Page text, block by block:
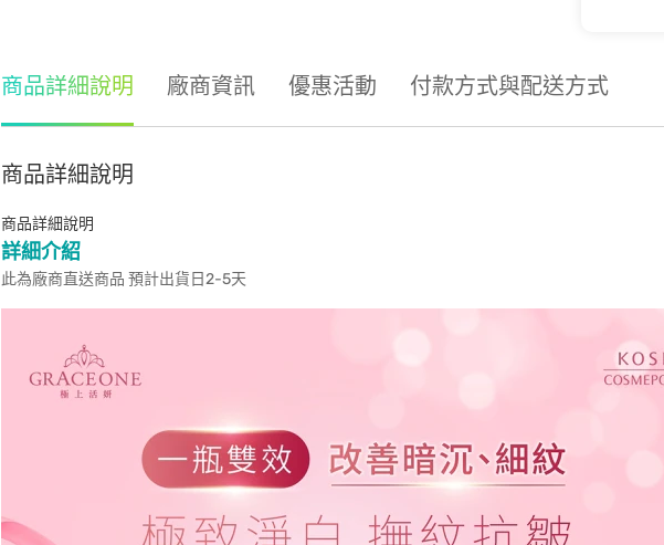
商品詳細說明 廠商資訊 優惠活動 付款方式與配送方式
商品詳細說明
商品詳細說明
詳細介紹
此為廠商直送商品 預計出貨日2-5天